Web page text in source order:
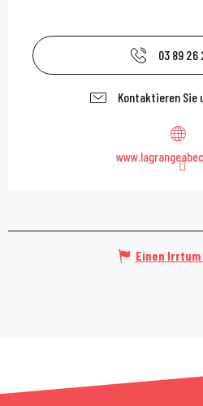
03 89 26
Kontaktieren Sie
Einen Irrtum